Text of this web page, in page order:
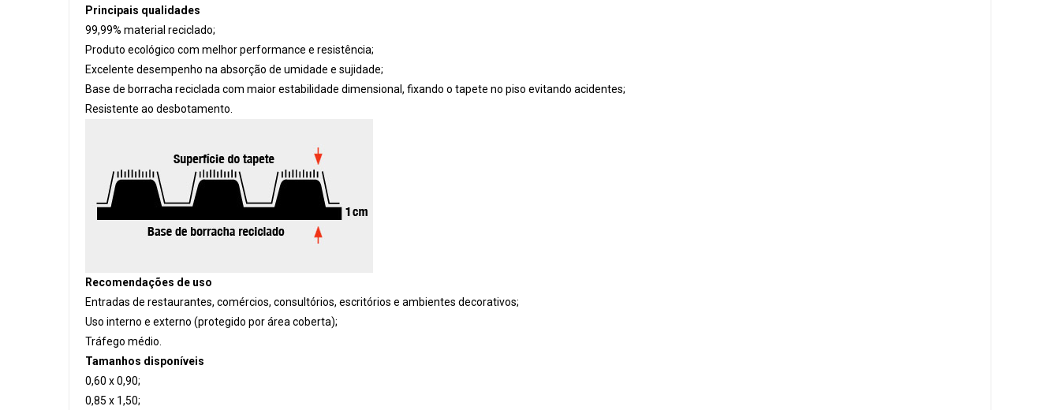
Principais qualidades
99,99% material reciclado;
Produto ecológico com melhor performance e resistência;
Excelente desempenho na absorção de umidade e sujidade;
Base de borracha reciclada com maior estabilidade dimensional, fixando o tapete no piso evitando acidentes;
Resistente ao desbotamento.
Recomendações de uso
Entradas de restaurantes, comércios, consultórios, escritórios e ambientes decorativos;
Uso interno e externo (protegido por área coberta);
Tráfego médio.
Tamanhos disponíveis
0,60 x 0,90;
0,85 x 1,50;